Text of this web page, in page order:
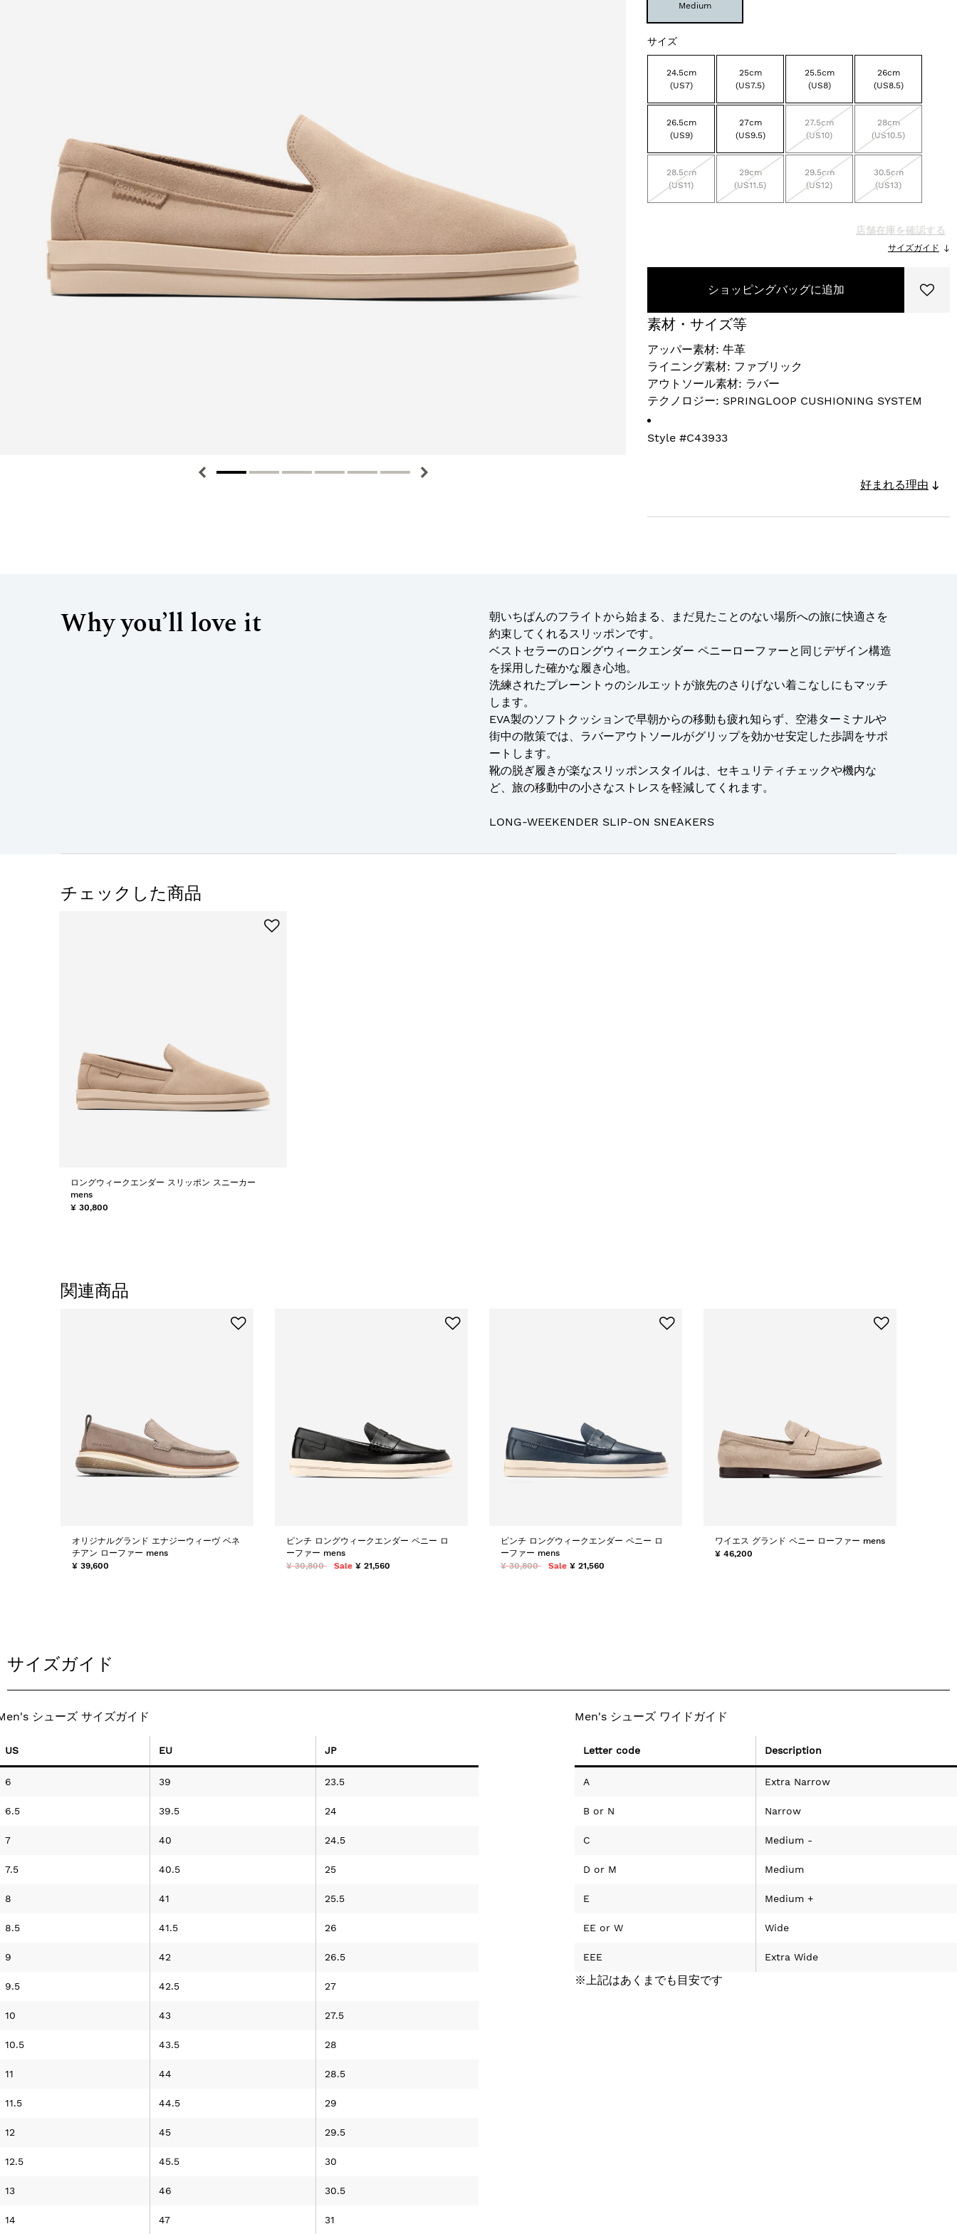
Medium
サイズ
24.5cm
(US7)
25cm
(US7.5)
25.5cm
(US8)
26cm
(US8.5)
26.5cm
(US9)
27cm
(US9.5)
27.5cm
(US10)
28cm
(US10.5)
28.5cm
(US11)
29cm
(US11.5)
29.5cm
(US12)
30.5cm
(US13)
店舗在庫を確認する
サイズガイド
ショッピングバッグに追加
素材・サイズ等
アッパー素材: 牛革
ライニング素材: ファブリック
アウトソール素材: ラバー
テクノロジー: SPRINGLOOP CUSHIONING SYSTEM
Style #C43933
好まれる理由
Why you’ll love it
朝いちばんのフライトから始まる、まだ見たことのない場所への旅に快適さを
約束してくれるスリッポンです。
ベストセラーのロングウィークエンダー ペニーローファーと同じデザイン構造
を採用した確かな履き心地。
洗練されたプレーントゥのシルエットが旅先のさりげない着こなしにもマッチ
します。
EVA製のソフトクッションで早朝からの移動も疲れ知らず、空港ターミナルや
街中の散策では、ラバーアウトソールがグリップを効かせ安定した歩調をサポ
ートします。
靴の脱ぎ履きが楽なスリッポンスタイルは、セキュリティチェックや機内な
ど、旅の移動中の小さなストレスを軽減してくれます。
LONG-WEEKENDER SLIP-ON SNEAKERS
チェックした商品
ロングウィークエンダー スリッポン スニーカー
mens
¥ 30,800
関連商品
オリジナルグランド エナジーウィーヴ ベネ
チアン ローファー mens
¥ 39,600
ピンチ ロングウィークエンダー ペニー ロ
ーファー mens
¥ 30,800
Sale ¥ 21,560
ピンチ ロングウィークエンダー ペニー ロ
ーファー mens
¥ 30,800
Sale ¥ 21,560
ワイエス グランド ペニー ローファー mens
¥ 46,200
サイズガイド
シューズ サイズガイド
US EU JP
6 39 23.5
6.5 39.5 24
7 40 24.5
7.5 40.5 25
8 41 25.5
8.5 41.5 26
9 42 26.5
9.5 42.5 27
10 43 27.5
10.5 43.5 28
11 44 28.5
11.5 44.5 29
12 45 29.5
12.5 45.5 30
13 46 30.5
14 47 31
Men's シューズ ワイドガイド
Letter code Description
A Extra Narrow
B or N Narrow
C Medium -
D or M Medium
E Medium +
EE or W Wide
EEE Extra Wide
※上記はあくまでも目安です